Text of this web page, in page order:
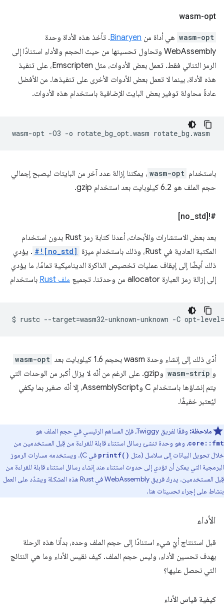
wasm-opt
wasm-opt هي أداة من Binaryen. تأخذ هذه الأداة وحدة
WebAssembly وتحاول تحسينها من حيث الحجم والأداء استنادًا إلى
الرمز الثنائي فقط. تعمل بعض الأدوات، مثل Emscripten، على تنفيذ
هذه الأداة، بينما لا تعمل بعض الأدوات الأخرى على تنفيذها. من الأفضل
عادةً محاولة توفير بعض البايت الإضافية باستخدام هذه الأدوات.
wasm-opt -O3 -o rotate_bg_opt.wasm
باستخدام wasm-opt ، يمكننا إزالة عدد آخر من البايتات ليصبح إجمالي
حجم الملف هو 6.2 كيلوبايت بعد استخدام gzip.
#![no
std]
بعد بعض الاستشارات والأبحاث، أعدنا كتابة رمز Rust بدون استخدام
المكتبة العادية في Rust، وذلك باستخدام ميزة
#![no_std] . يؤدي
ذلك أيضًا إلى إيقاف عمليات تخصيص الذاكرة الديناميكية تمامًا، ما يؤدي
إلى إزالة رمز العبارة allocator من وحدتنا. تجميع
ملف Rust باستخدام
$ rustc --target=wasm32-unknown-unknown -C opt-level=
أدّى ذلك إلى إنشاء وحدة wasm بحجم 1.6 كيلوبايت بعد wasm-opt
و wasm-strip
وgzip. على الرغم من أنّه لا يزال أكبر من الوحدات التي
يتم إنشاؤها باستخدام C وAssemblyScript، إلا أنّه صغير بما يكفي
ليُعتبر خفيفًا.
ملاحظة: وفقًا لفريق Twiggy، فإنّ المساهم الرئيسي في حجم الملف هو
core::fmt، وهو وحدة تنشئ رسائل استثناء قابلة للقراءة من قِبل المستخدمين من
خلال تحويل البيانات إلى سلاسل (مثل printf()
في C). ويستخدمه مسارات الرموز
البرمجية التي يمكن أن تؤدي إلى حدوث استثناء عند إنشاء رسائل استثناء قابلة للقراءة من
قِبل المستخدمين. يدرك فريق WebAssembly في Rust هذه المشكلة ويشدّد على العمل
بنشاط على إجراء تحسينات هنا.
الأداء
قبل استنتاج أيّ شيء استنادًا إلى حجم الملف وحده، بدأنا هذه الرحلة
بهدف تحسين الأداء، وليس حجم الملف. كيف نقيس الأداء وما هي النتائج
التي نحصل عليها؟
كيفية قياس الأداء